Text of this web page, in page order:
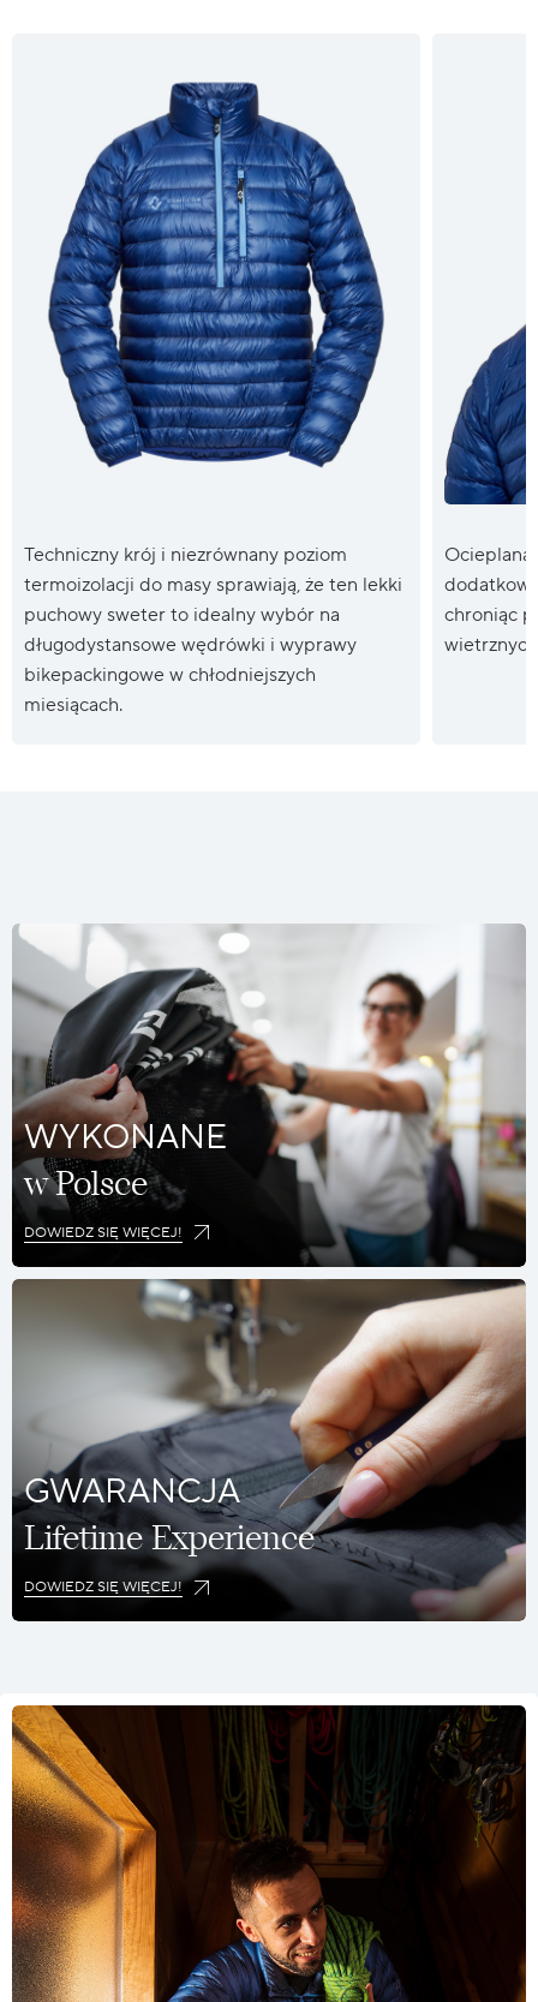
Techniczny krój i niezrównany poziom
termoizolacji do masy sprawiają, że ten lekki
puchowy sweter to idealny wybór na
długodystansowe wędrówki i wyprawy
bikepackingowe w chłodniejszych
miesiącach.
Ocieplana
chroniąc
WYKONANE
w Polsce
DOWIEDZ SIĘ WIĘCEJ!
GWARANCJA
Lifetime Experience
DOWIEDZ SIĘ WIĘCEJ!